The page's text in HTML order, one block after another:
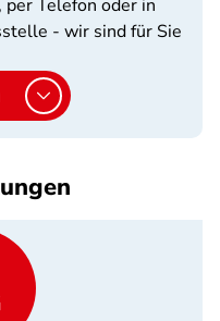
Telefon oder in
- wir sind für Sie